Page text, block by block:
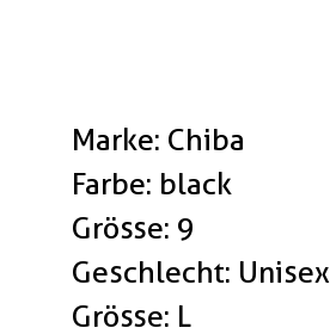
Marke: Chiba
Farbe: black
Grösse: 9
Geschlecht: Unisex
Grösse: L